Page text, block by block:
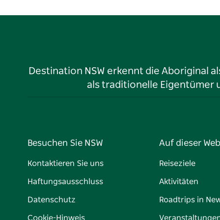
Destination NSW erkennt die Aboriginal
als traditionelle Eigentümer
Besuchen Sie NSW
Kontaktieren Sie uns
Haftungsausschluss
Datenschutz
Cookie-Hinweis
Auf dieser
Reiseziele
Aktivitäten
Roadtrips in